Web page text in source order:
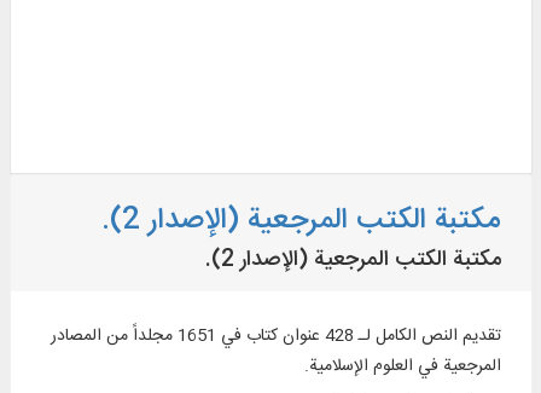
مكتبة الكتب المرجعية (الإصدار 2).
مكتبة الكتب المرجعية (الإصدار 2).
تقديم النص الكامل لـ 428 عنوان كتاب في 1651 مجلداً من المصادر
المرجعية في العلوم الإسلامية.